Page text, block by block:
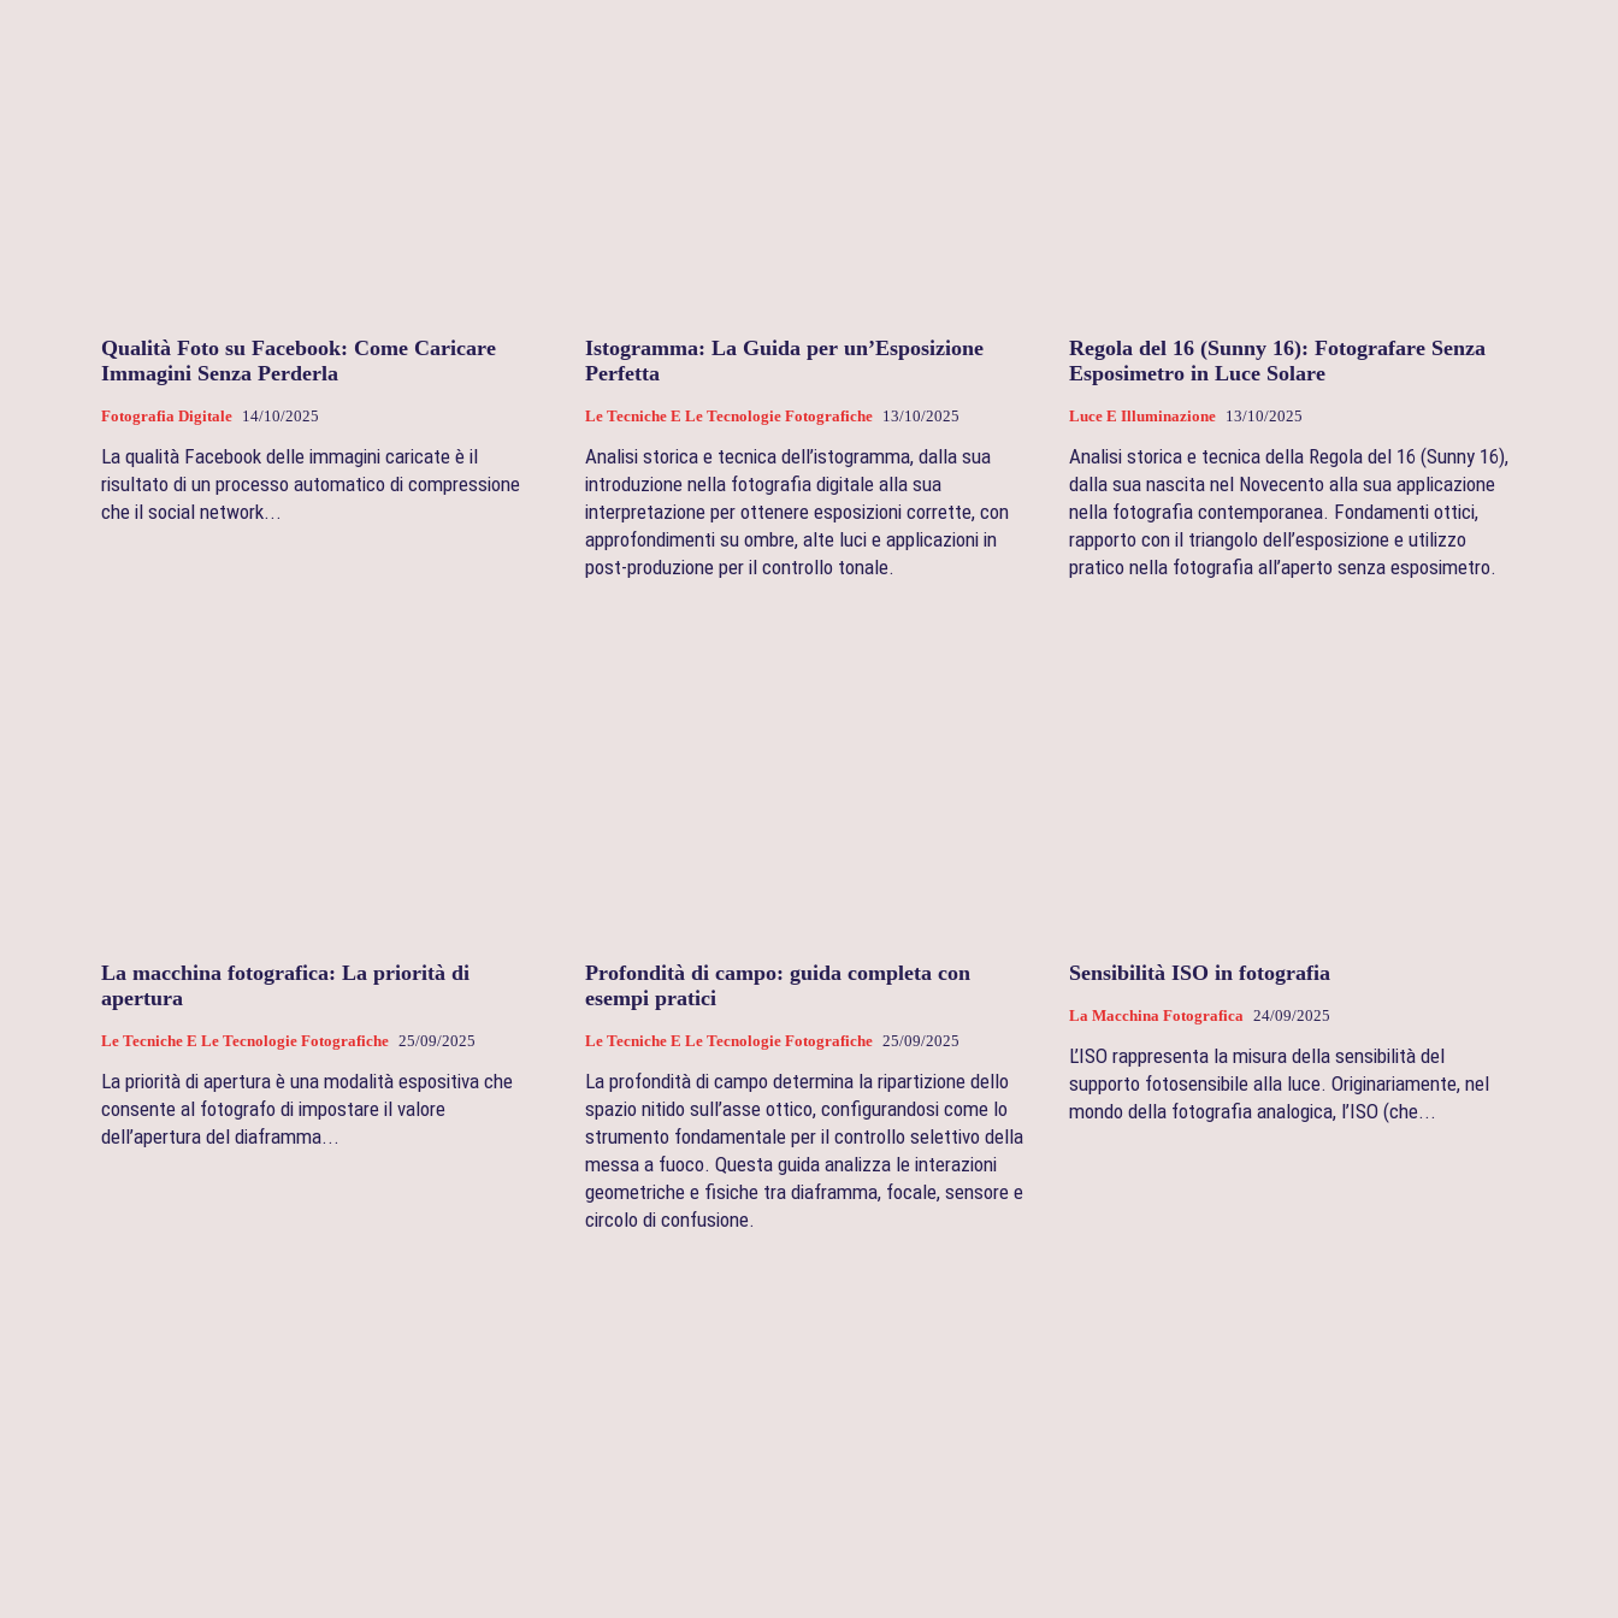
Qualità Foto su Facebook: Come Caricare
Immagini Senza Perderla
Fotografia Digitale 14/10/2025
La qualità Facebook delle immagini caricate è il
risultato di un processo automatico di compressione
che il social network...
Istogramma: La Guida per un’Esposizione
Perfetta
Le Tecniche E Le Tecnologie Fotografiche 13/10/2025
Analisi storica e tecnica dell’istogramma, dalla sua
introduzione nella fotografia digitale alla sua
interpretazione per ottenere esposizioni corrette, con
approfondimenti su ombre, alte luci e applicazioni in
post-produzione per il controllo tonale.
Regola del 16 (Sunny 16): Fotografare Senza
Esposimetro in Luce Solare
Luce E Illuminazione 13/10/2025
Analisi storica e tecnica della Regola del 16 (Sunny 16),
dalla sua nascita nel Novecento alla sua applicazione
nella fotografia contemporanea. Fondamenti ottici,
rapporto con il triangolo dell’esposizione e utilizzo
pratico nella fotografia all’aperto senza esposimetro.
La macchina fotografica: La priorità di
apertura
Le Tecniche E Le Tecnologie Fotografiche 25/09/2025
La priorità di apertura è una modalità espositiva che
consente al fotografo di impostare il valore
dell’apertura del diaframma...
Profondità di campo: guida completa con
esempi pratici
Le Tecniche E Le Tecnologie Fotografiche 25/09/2025
La profondità di campo determina la ripartizione dello
spazio nitido sull’asse ottico, configurandosi come lo
strumento fondamentale per il controllo selettivo della
messa a fuoco. Questa guida analizza le interazioni
geometriche e fisiche tra diaframma, focale, sensore e
circolo di confusione.
Sensibilità ISO in fotografia
La Macchina Fotografica 24/09/2025
L’ISO rappresenta la misura della sensibilità del
supporto fotosensibile alla luce. Originariamente, nel
mondo della fotografia analogica, l’ISO (che...